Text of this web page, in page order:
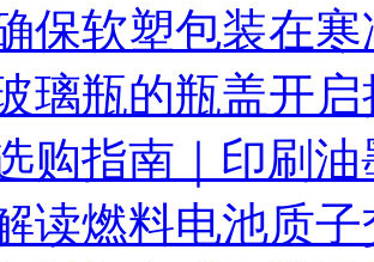
保软塑包装在
璃瓶的瓶盖开
购指南｜印刷
读燃料电池质